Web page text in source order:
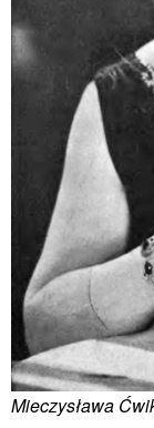
Mieczysława